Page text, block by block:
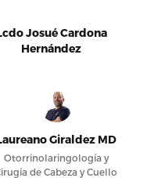
Josué Cardona
Hernández
Giraldez MD
Otorrinolaringología y
de Cabeza y Cuello